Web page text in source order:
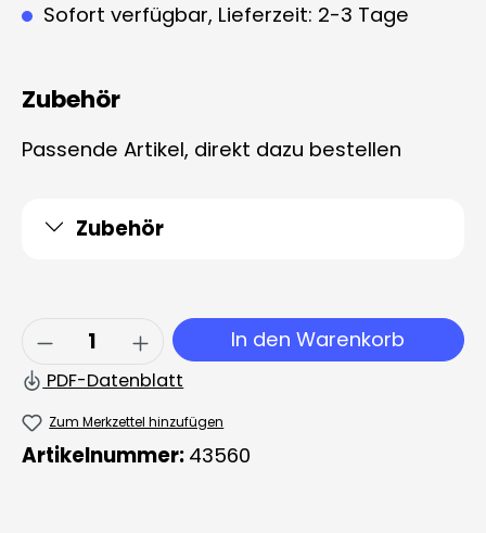
Sofort verfügbar, Lieferzeit: 2-3 Tage
Zubehör
Passende Artikel, direkt dazu bestellen
Zubehör
Produkt Anzahl: Gib den
In den Warenkorb
PDF-Datenblatt
Zum Merkzettel hinzufügen
Artikelnummer: 43560